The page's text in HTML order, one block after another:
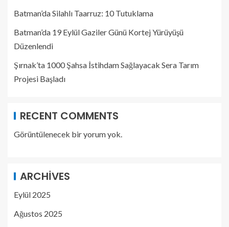
Batman’da Silahlı Taarruz: 10 Tutuklama
Batman’da 19 Eylül Gaziler Günü Kortej Yürüyüşü
Düzenlendi
Şırnak’ta 1000 Şahsa İstihdam Sağlayacak Sera Tarım
Projesi Başladı
RECENT COMMENTS
Görüntülenecek bir yorum yok.
ARCHIVES
Eylül 2025
Ağustos 2025